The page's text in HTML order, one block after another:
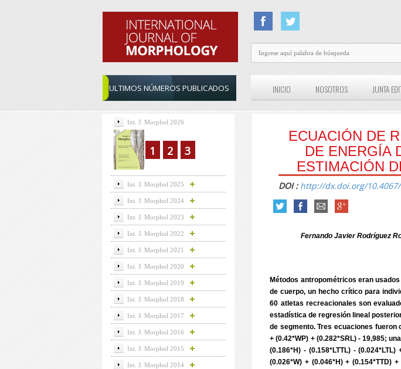
ULTIMOS NÚMEROS PUBLICADOS INICIO NOSOTROS JUNTA
ECUACIÓN DE
DE ENERGÍA
ESTIMACIÓN
DOI : http://dx.doi.org/10.4067/
Fernando Javier Rodríguez
Métodos antropométricos eran
de cuerpo, un hecho crítico para
60 atletas recreacionales son
estadística de regresión lineal
de segmento. Tres ecuaciones fueron
+ (0.42*WP) + (0.282*SRL) - 19,985;
(0.186*H) - (0.158*LTTL) -
(0.026*W) + (0.046*H) + (0.154*TTD)
Int. J. Morphol 2026
1 2 3
Int. J. Morphol 2025
Int. J. Morphol 2024
Int. J. Morphol 2023
Int. J. Morphol 2022
Int. J. Morphol 2021
Int. J. Morphol 2020
Int. J. Morphol 2019
Int. J. Morphol 2018
Int. J. Morphol 2017
Int. J. Morphol 2016
Int. J. Morphol 2015
Int. J. Morphol 2014